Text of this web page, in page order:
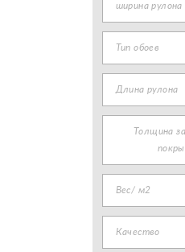
ширина рулона
Тип обоев
Длина рулона
Толщина
Вес/ м2
Качество